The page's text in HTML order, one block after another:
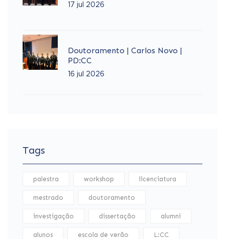
17 jul 2026
Doutoramento | Carlos Novo |
PD:CC
16 jul 2026
Tags
palestra workshop licenciatura
mestrado doutoramento
investigação dissertação alumni
alunos escola de verão L:CC